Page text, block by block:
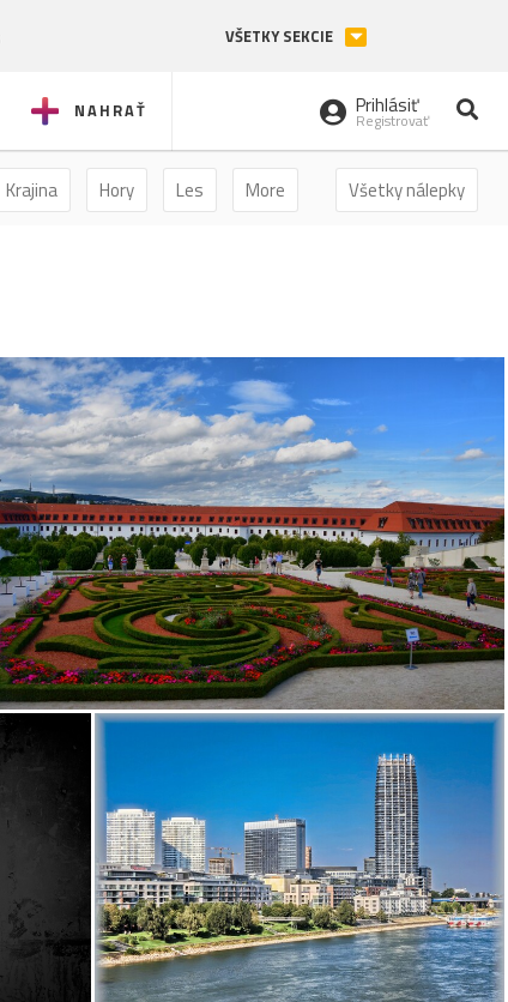
VŠETKY SEKCIE
NAHRAŤ Prihlásiť
Registrovať
Všetky nálepky
Krajina Hory Les More